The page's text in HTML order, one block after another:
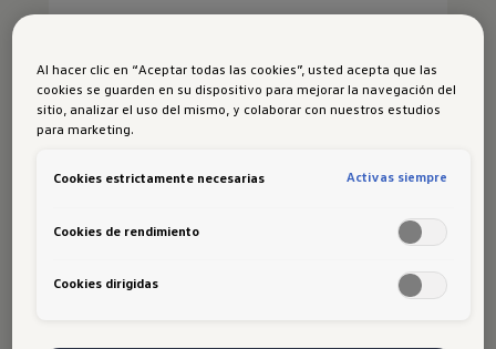
Al hacer clic en “Aceptar todas las cookies”, usted acepta que las
cookies se guarden en su dispositivo para mejorar la navegación del
sitio, analizar el uso del mismo, y colaborar con nuestros estudios
para marketing.
Cookies estrictamente necesarias Activas siempre
Cookies de rendimiento
Cookies dirigidas